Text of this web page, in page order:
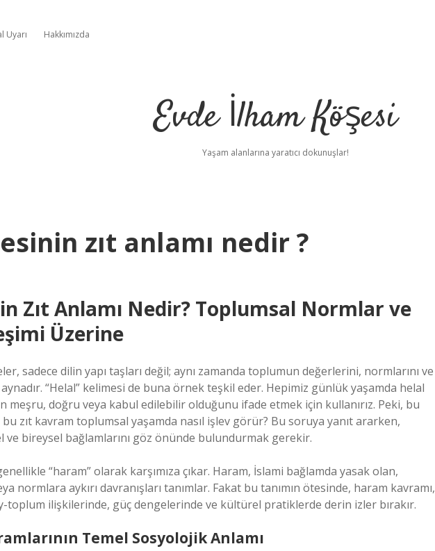
Uyarı Hakkımızda
Evde İlham Köşesi
Yaşam alanlarına yaratıcı dokunuşlar!
zıt anlamı nedir ?
Zıt Anlamı Nedir? Toplumsal Normlar ve
Üzerine
sadece dilin yapı taşları değil; aynı zamanda toplumun değerlerini, normlarını ve
“Helal” kelimesi de buna örnek teşkil eder. Hepimiz günlük yaşamda helal
meşru, doğru veya kabul edilebilir olduğunu ifade etmek için kullanırız. Peki, bu
zıt kavram toplumsal yaşamda nasıl işlev görür? Bu soruya yanıt ararken,
bireysel bağlamlarını göz önünde bulundurmak gerekir.
“haram” olarak karşımıza çıkar. Haram, İslami bağlamda yasak olan,
normlara aykırı davranışları tanımlar. Fakat bu tanımın ötesinde, haram kavramı,
toplum ilişkilerinde, güç dengelerinde ve kültürel pratiklerde derin izler bırakır.
Temel Sosyolojik Anlamı